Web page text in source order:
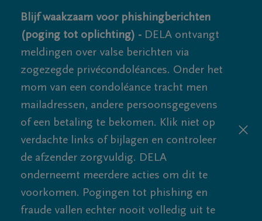
Blijf waakzaam voor phishingberichten
(poging tot oplichting) - DELA ontvangt
meldingen over valse berichten via
zogezegde privécondoléances. Onder het
mom van een condoléance tracht men
mailadressen, andere persoonsgegevens
of een betaling te bekomen. Klik niet op
verdachte links of bijlagen en controleer
de afzender zorgvuldig. DELA
onderneemt meerdere acties om dit te
voorkomen. Pogingen tot phishing en
fraude vallen echter nooit volledig uit te